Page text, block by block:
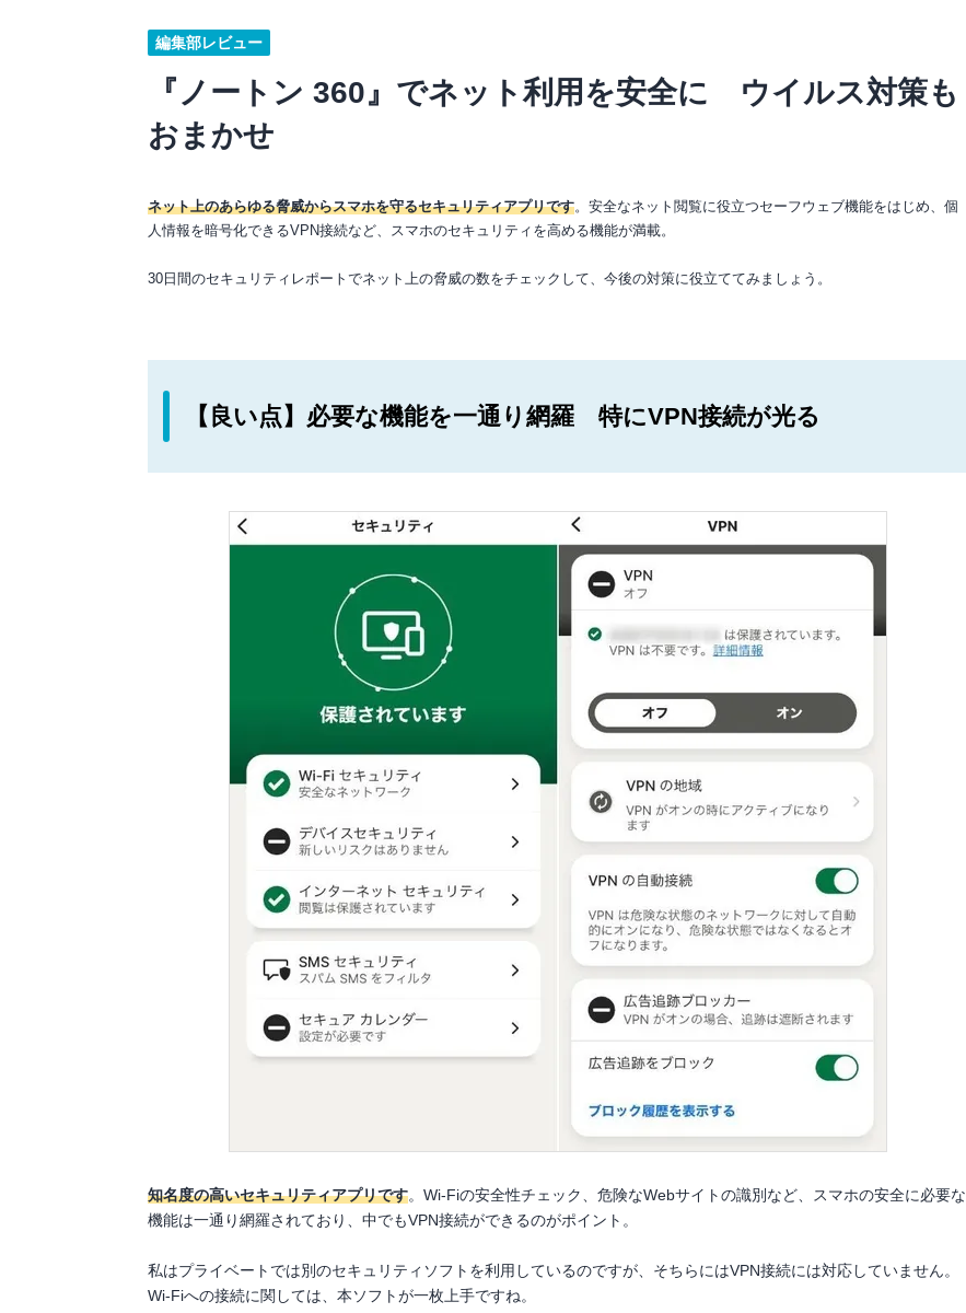
編集部レビュー
『ノートン 360』でネット利用を安全に ウイルス対策も
おまかせ
ネット上のあらゆる脅威からスマホを守るセキュリティアプリです。安全なネット閲覧に役立つセーフウェブ機能をはじめ、個
人情報を暗号化できるVPN接続など、スマホのセキュリティを高める機能が満載。
30日間のセキュリティレポートでネット上の脅威の数をチェックして、今後の対策に役立ててみましょう。
【良い点】必要な機能を一通り網羅 特にVPN接続が光る
知名度の高いセキュリティアプリです。Wi-Fiの安全性チェック、危険なWebサイトの識別など、スマホの安全に必要な
機能は一通り網羅されており、中でもVPN接続ができるのがポイント。
私はプライベートでは別のセキュリティソフトを利用しているのですが、そちらにはVPN接続には対応していません。
Wi-Fiへの接続に関しては、本ソフトが一枚上手ですね。